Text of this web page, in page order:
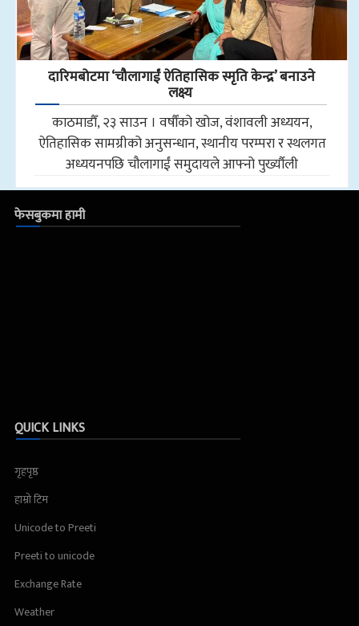
दारिमबोटमा ‘चौलागाईं ऐतिहासिक स्मृति केन्द्र’ बनाउने
लक्ष्य
काठमाडाैँ, २३ साउन । वर्षौंको खोज, वंशावली अध्ययन,
ऐतिहासिक सामग्रीको अनुसन्धान, स्थानीय परम्परा र स्थलगत
अध्ययनपछि चौलागाईं समुदायले आफ्नो पुर्ख्यौली
फेसबुकमा हामी
QUICK LINKS
गृहपृष्ठ
हाम्रो टिम
Unicode to Preeti
Preeti to unicode
Exchange Rate
Weather